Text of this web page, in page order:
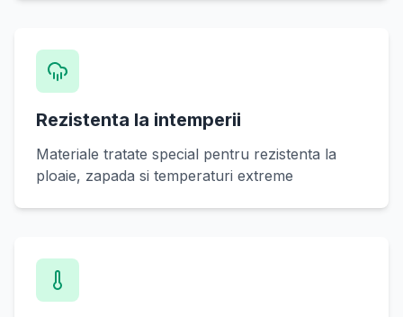
Rezistenta la intemperii
Materiale tratate special pentru rezistenta la
ploaie, zapada si temperaturi extreme